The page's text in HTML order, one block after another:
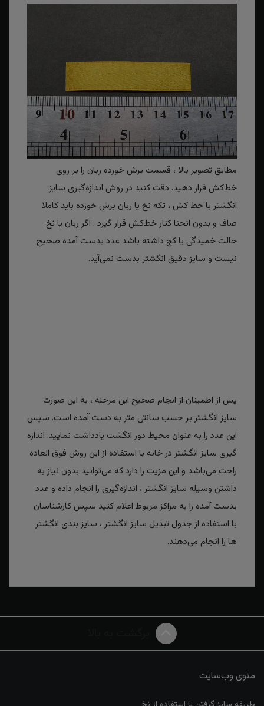
مطابق تصویر بالا ، قسمت برش خورده ربان را بر روی
خط‌کش قرار دهید. دقت کنید در روش اندازه‌گیری سایز
انگشتر با خط کش ، تکه نخ یا ربان برش خورده باید کاملا
صاف و بدون انحنا کنار خط‌کش قرار گیرد . اگر ربان یا نخ
حالت خمیدگی یا کج داشته باشد عدد بدست آمده صحیح
نیست و سایز دقیق انگشتر بدست نمی‌آید.
پس از اطمینان از انجام صحیح این مرحله ، به این صورت
سایز انگشتر بر حسب سانتی متر به دست آمده است. سپس
این عدد را به عنوان محیط دور انگشت یادداشت نمایید. اندازه
گیری سایز انگشتر در خانه با استفاده از این روش فوق العاده
راحت می‌باشد و این مزیت را دارد که می‌توانید بدون نیاز به
داشتن وسیله سایز انگشتر ، اندازه‌گیری را انجام داده و عدد
بدست آمده را به مراکز مربوط اعلام کنید سپس کارشناسان
با استفاده از جدول تبدیل سایز انگشتر ، سایز بندی انگشتر
ها را انجام می‌دهند.
منوی وب‌سایت